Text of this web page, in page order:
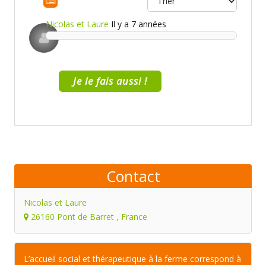
Nicolas et Laure Il y a 7 années
Je le fais aussi !
Contact
Nicolas et Laure
26160 Pont de Barret , France
L’accueil social et thérapeutique à la ferme correspond à